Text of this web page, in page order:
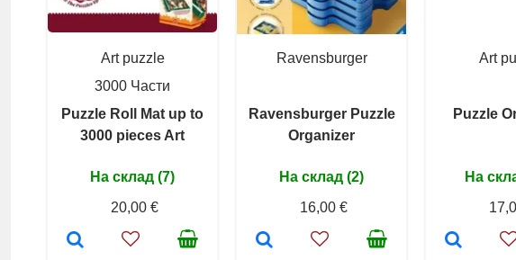
Art puzzle
3000 Части
Puzzle Roll Mat up to
3000 pieces Art
На склад (7)
20,00 €
Ravensburger
Ravensburger Puzzle
Organizer
На склад (2)
16,00 €
Art
Puzzle
На